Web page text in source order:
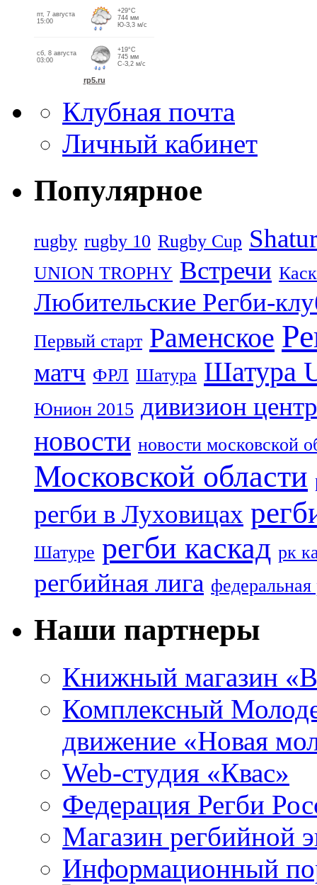
Клубная почта
Личный кабинет
Популярное
rugby rugby 10 Rugby Cup
UNION TROPHY Встречи
Любительские Регби-
Первый старт Раменское
матч ФРЛ Шатура Шатура
Юнион 2015 дивизион центр
новости новости московской
Московской области
регби в Луховицах
Шатуре регби каскад рк
регбийная лига
Наши партнеры
Книжный магазин
Комплексный
движение «Новая
Web-студия «Квас»
Федерация Регби
Магазин регбийной
Информационный